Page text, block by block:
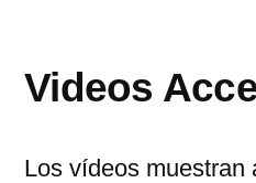
Videos
Los vídeos muestran